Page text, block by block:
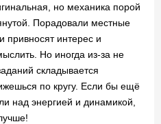
но механика порой
Порадовали местные
привносят интерес и
Но иногда из-за не
складывается
по кругу. Если бы ещё
над энергией и динамикой,